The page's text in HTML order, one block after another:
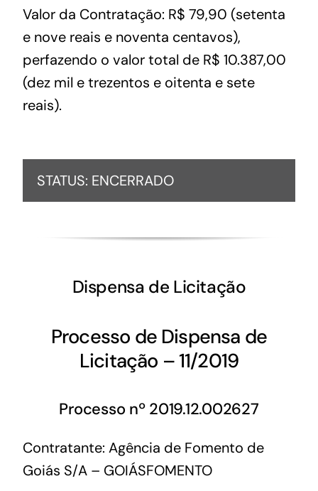
Valor da Contratação: R$ 79,90 (setenta
e nove reais e noventa centavos),
perfazendo o valor total de R$ 10.387,00
(dez mil e trezentos e oitenta e sete
reais).
STATUS: ENCERRADO
Dispensa de Licitação
Processo de Dispensa de
Licitação – 11/2019
Processo nº 2019.12.002627
Contratante: Agência de Fomento de
Goiás S/A – GOIÁSFOMENTO